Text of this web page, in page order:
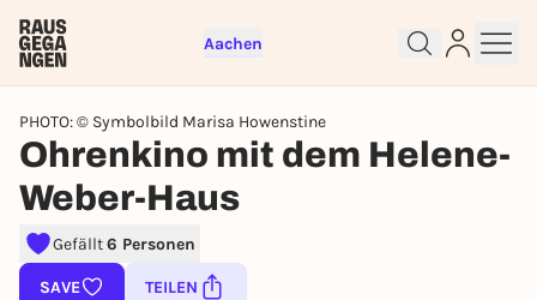
Aachen
PHOTO: © Symbolbild Marisa Howenstine
Ohrenkino mit dem Helene-
Weber-Haus
Gefällt6 Personen
SAVE TEILEN
Sign up for free and get started
To like events, follow pages, or participate in
lotteries, you need a free Rausgegangen account.